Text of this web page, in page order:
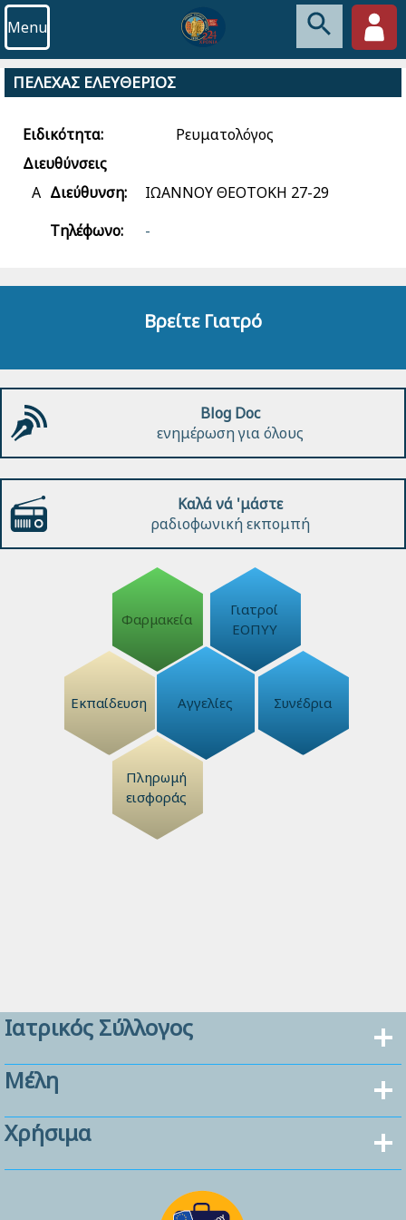
Menu
ΠΕΛΕΧΑΣ ΕΛΕΥΘΕΡΙΟΣ
Ειδικότητα:
Ρευματολόγος
Διευθύνσεις
Α Διεύθυνση:
ΙΩΑΝΝΟΥ ΘΕΟΤΟΚΗ 27-29
Τηλέφωνο:
-
Βρείτε Γιατρό
Blog Doc
ενημέρωση για όλους
Καλά νά 'μάστε
ραδιοφωνική εκπομπή
Φαρμακεία
Γιατροί
ΕΟΠΥΥ
Εκπαίδευση Αγγελίες Συνέδρια
Πληρωμή
εισφοράς
Ιατρικός Σύλλογος
Μέλη
Χρήσιμα